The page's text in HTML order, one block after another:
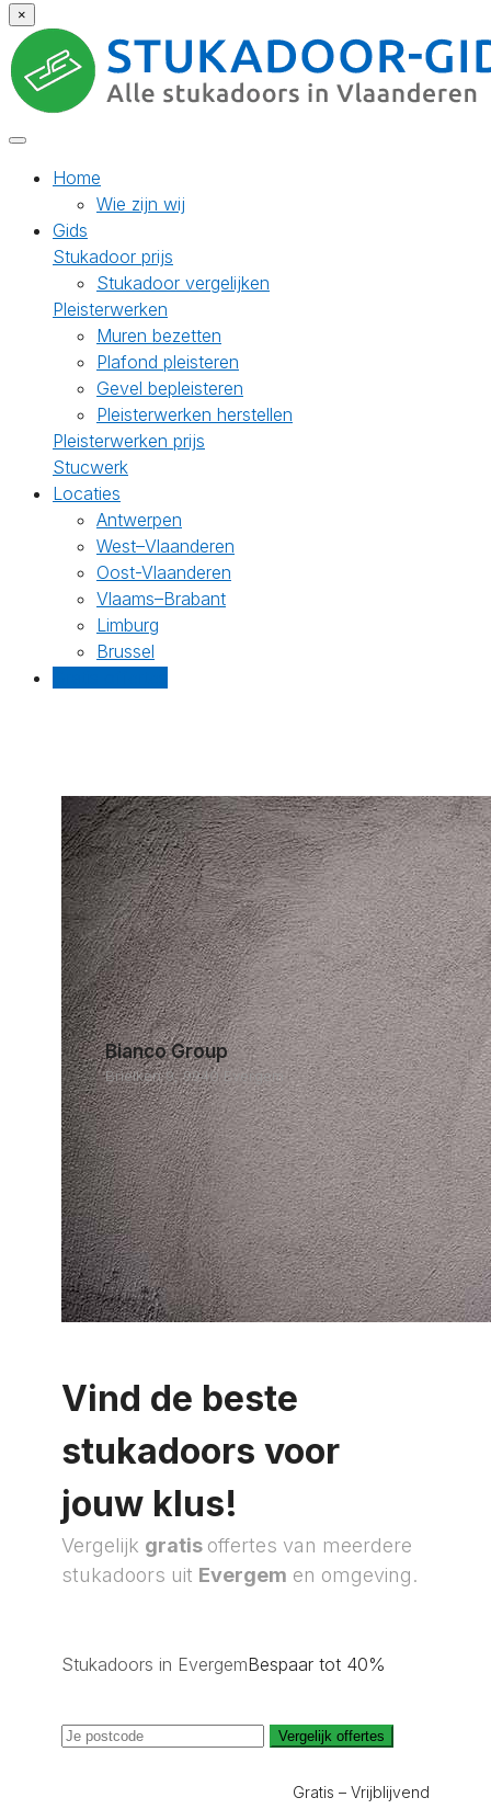
×
Home
Wie zijn wij
Gids
Stukadoor prijs
Stukadoor vergelijken
Pleisterwerken
Muren bezetten
Plafond pleisteren
Gevel bepleisteren
Pleisterwerken herstellen
Pleisterwerken prijs
Stucwerk
Locaties
Antwerpen
West–Vlaanderen
Oost-Vlaanderen
Vlaams–Brabant
Limburg
Brussel
Bianco Group
Brielken 9, 9940 Evergem
Vind de beste
stukadoors voor
jouw klus!
Vergelijk gratis offertes van meerdere
stukadoors uit Evergem en omgeving.
Stukadoors in EvergemBespaar tot 40%
Vergelijk offertes
Gratis – Vrijblijvend